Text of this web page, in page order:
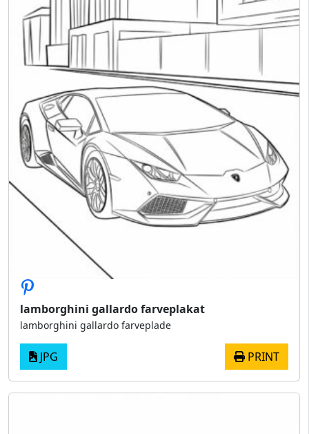
lamborghini gallardo farveplakat
lamborghini gallardo farveplade
JPG PRINT